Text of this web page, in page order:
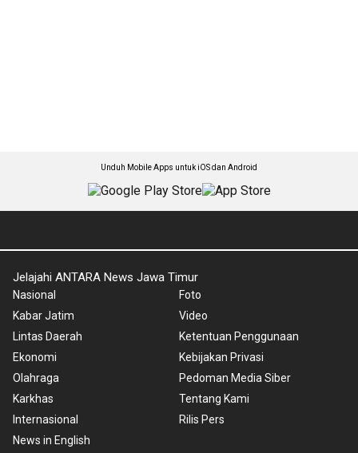
Unduh Mobile Apps untuk iOS dan Android
Jelajahi ANTARA News Jawa Timur
Nasional
Kabar Jatim
Lintas Daerah
Ekonomi
Olahraga
Karkhas
Internasional
News in English
Foto
Video
Ketentuan Penggunaan
Kebijakan Privasi
Pedoman Media Siber
Tentang Kami
Rilis Pers